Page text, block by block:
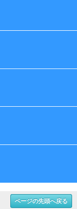
ページの先頭へ戻る